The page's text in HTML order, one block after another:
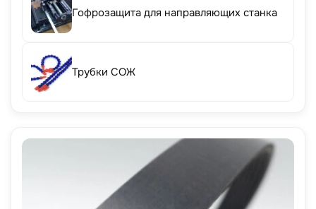
Гофрозащита для направляющих станка
Трубки СОЖ